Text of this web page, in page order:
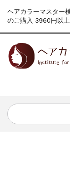
ヘアカラーマスター
のご購入 3960円以